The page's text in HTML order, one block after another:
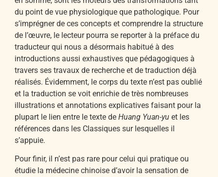
du point de vue physiologique que pathologique. Pour
s’imprégner de ces concepts et comprendre la structure
de l’œuvre, le lecteur pourra se reporter à la préface du
traducteur qui nous a désormais habitué à des
introductions aussi exhaustives que pédagogiques à
travers ses travaux de recherche et de traduction déjà
réalisés. Évidemment, le corps du texte n’est pas oublié
et la traduction se voit enrichie de très nombreuses
illustrations et annotations explicatives faisant pour la
plupart le lien entre le texte de Huang Yuan-yu et les
références dans les Classiques sur lesquelles il
s’appuie.
Pour finir, il n’est pas rare pour celui qui pratique ou
étudie la médecine chinoise d’avoir la sensation de